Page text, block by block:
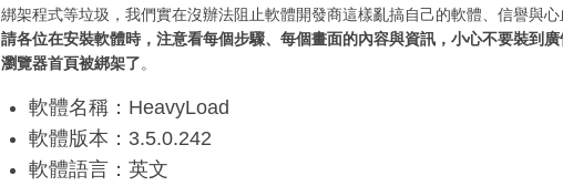
綁架程式等垃圾，我們實在沒辦法阻止軟體開發商這樣亂搞自己的軟體、信譽與心
請各位在安裝軟體時，注意看每個步驟、每個畫面的內容與資訊，小心不要裝到
瀏覽器首頁被綁架了。
軟體名稱：HeavyLoad
軟體版本：3.5.0.242
軟體語言：英文